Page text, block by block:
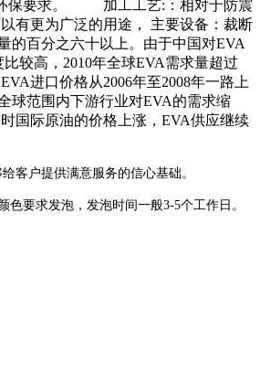
环保要求。 加工工艺:：相对于防震
有更为广泛的用途， 主要设备：裁断
百分之六十以上。由于中国对EVA
较高，2010年全球EVA需求量超过
进口价格从2006年至2008年一路上
球范围内下游行业对EVA的需求缩
国际原油的价格上涨，EVA供应继续
客户提供满意服务的信心基础。
要求发泡，发泡时间一般3-5个工作日。